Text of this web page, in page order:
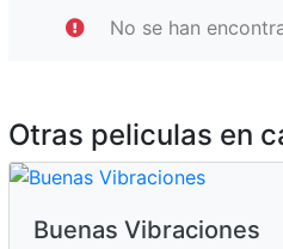
No se han
Otras peliculas en
Buenas Vibraciones